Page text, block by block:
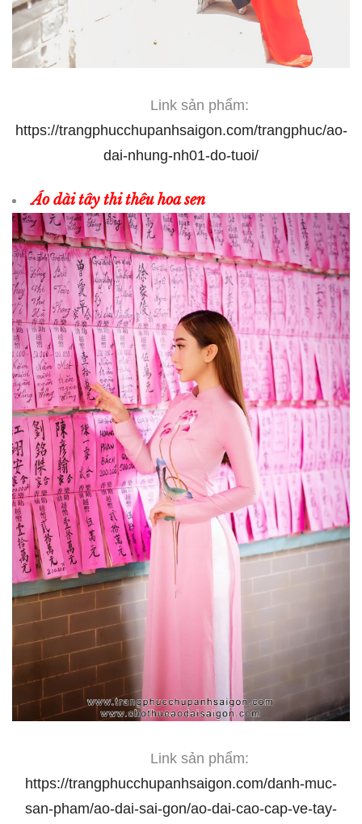
Link sản phẩm:
https://trangphucchupanhsaigon.com/trangphuc/ao-
dai-nhung-nh01-do-tuoi/
Áo dài tây thi thêu hoa sen
Link sản phẩm:
https://trangphucchupanhsaigon.com/danh-muc-
san-pham/ao-dai-sai-gon/ao-dai-cao-cap-ve-tay-